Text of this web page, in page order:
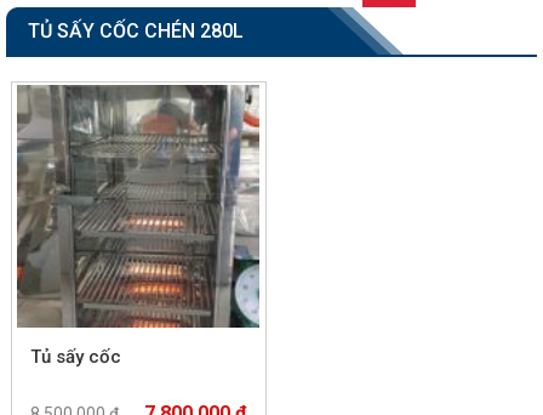
TỦ SẤY CỐC CHÉN 280L
Tủ sấy cốc